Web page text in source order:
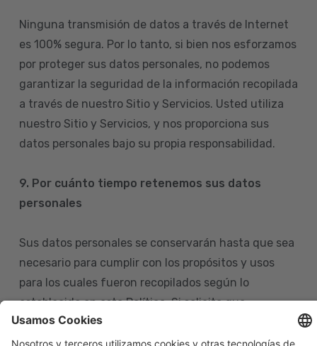
Ninguna transmisión de datos a través de Internet
es 100% segura. Por lo tanto, si bien nos esforzamos
por proteger sus datos personales, no podemos
garantizar la seguridad de la información recopilada
a través de nuestro Sitio y Servicios. Usted utiliza
nuestro Sitio y Servicios, y nos proporciona sus
datos personales bajo su propia responsabilidad.
9. Por cuánto tiempo retenemos sus datos
personales
Sus datos personales se conservarán hasta que sea
necesario para cumplir con los propósitos y usos
para los cuales fueron recopilados según lo
establecido en esta Política. Si solicita que
eliminemos sus datos personales de nuestras bases
de datos, tenga en cuenta que igualmente